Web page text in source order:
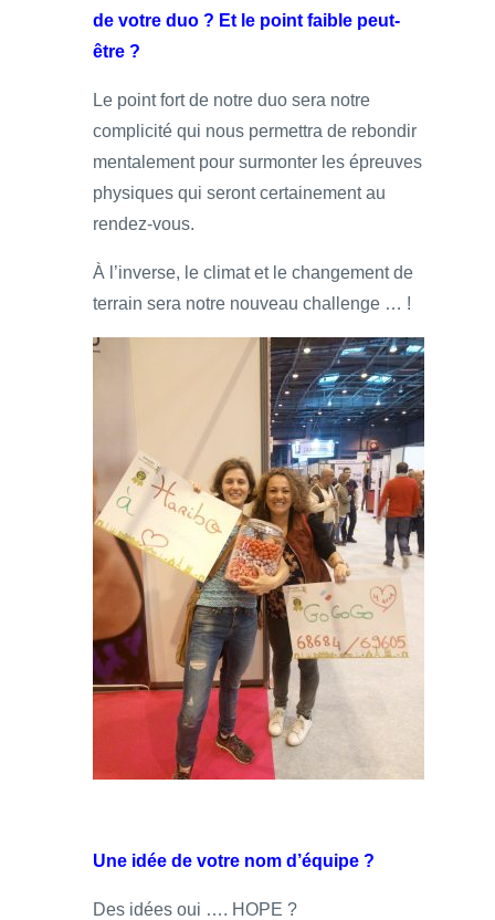
de votre duo ? Et le point faible peut-
être ?
Le point fort de notre duo sera notre
complicité qui nous permettra de rebondir
mentalement pour surmonter les épreuves
physiques qui seront certainement au
rendez-vous.
À l’inverse, le climat et le changement de
terrain sera notre nouveau challenge … !
Une idée de votre nom d’équipe ?
Des idées oui …. HOPE ?